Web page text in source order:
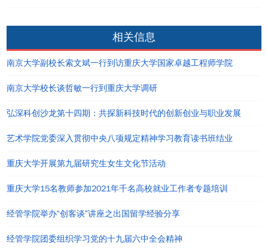
相关信息
南京大学副校长索文斌一行到访重庆大学国家卓越工程师学院
南京大学校长谈哲敏一行到重庆大学调研
弘深科创沙龙第十四期：共探新科技时代的创新创业与职业发展
艺术学院党委深入贯彻中央八项规定精神学习教育读书班结业
重庆大学开展第九届研究生女生文化节活动
重庆大学15名教师参加2021年千名高校就业工作者专题培训
经管学院举办“创客谈”讲座之出国留学经验分享
经管学院团委组织学习党的十九届六中全会精神